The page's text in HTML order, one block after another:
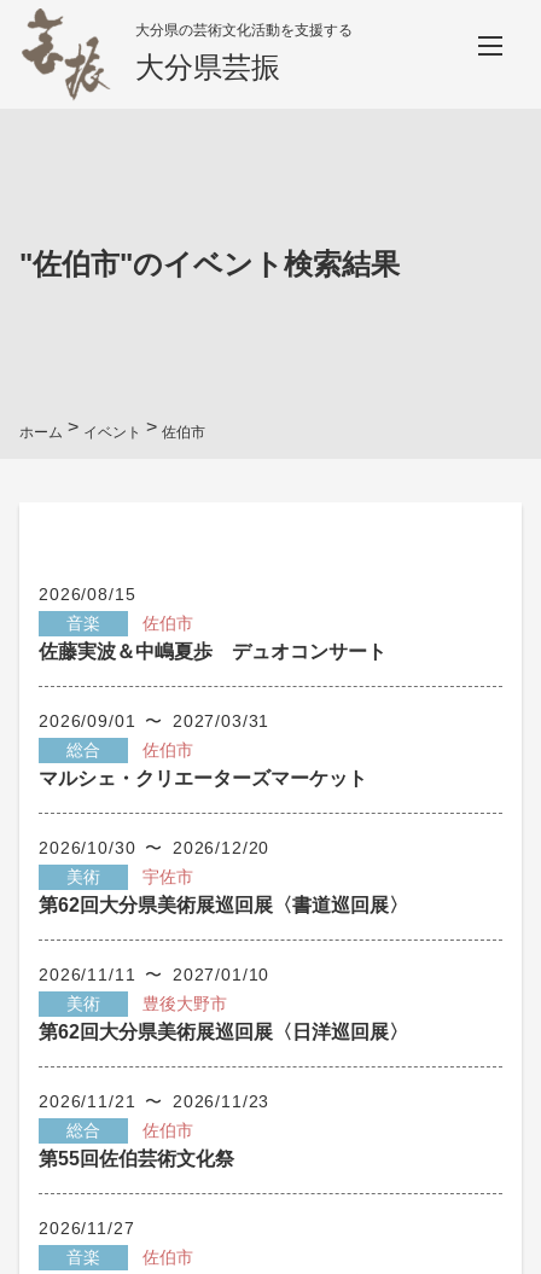
大分県の芸術文化活動を支援する
大分県芸振
"佐伯市"のイベント検索結果
ホーム > イベント > 佐伯市
2026/08/15
音楽
佐伯市
佐藤実波＆中嶋夏歩 デュオコンサート
2026/09/01 〜 2027/03/31
総合
佐伯市
マルシェ・クリエーターズマーケット
2026/10/30 〜 2026/12/20
美術
宇佐市
第62回大分県美術展巡回展〈書道巡回展〉
2026/11/11 〜 2027/01/10
美術
豊後大野市
第62回大分県美術展巡回展〈日洋巡回展〉
2026/11/21 〜 2026/11/23
総合
佐伯市
第55回佐伯芸術文化祭
2026/11/27
音楽
佐伯市